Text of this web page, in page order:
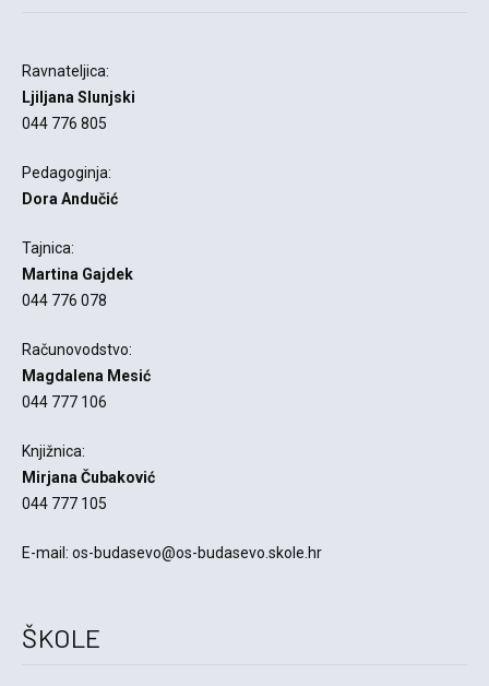
Ravnateljica:
Ljiljana Slunjski
044 776 805
Pedagoginja:
Dora Andučić
Tajnica:
Martina Gajdek
044 776 078
Računovodstvo:
Magdalena Mesić
044 777 106
Knjižnica:
Mirjana Čubaković
044 777 105
E-mail: os-budasevo@os-budasevo.skole.hr
ŠKOLE